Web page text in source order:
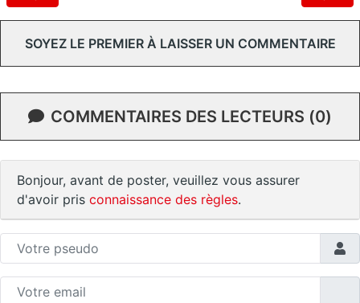
SOYEZ LE PREMIER À LAISSER UN COMMENTAIRE
COMMENTAIRES DES LECTEURS (0)
Bonjour, avant de poster, veuillez vous assurer
d'avoir pris connaissance des règles.